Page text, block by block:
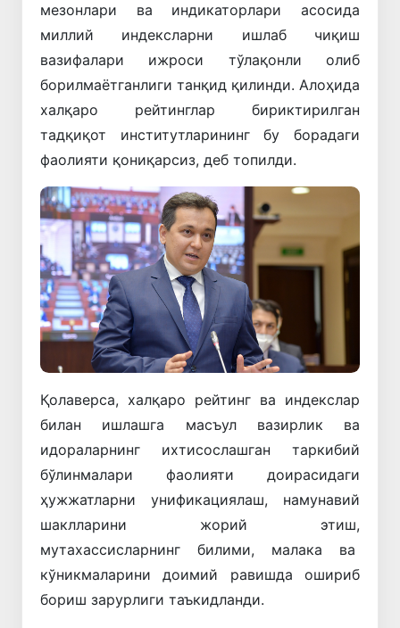
мезонлари ва индикаторлари асосида
миллий индексларни ишлаб чиқиш
вазифалари ижроси тўлақонли олиб
борилмаётганлиги танқид қилинди. Алоҳида
халқаро рейтинглар бириктирилган
тадқиқот институтларининг бу борадаги
фаолияти қониқарсиз, деб топилди.
Қолаверса, халқаро рейтинг ва индекслар
билан ишлашга масъул вазирлик ва
идораларнинг ихтисослашган таркибий
бўлинмалари фаолияти доирасидаги
ҳужжатларни унификациялаш, намунавий
шаклларини жорий этиш,
мутахассисларнинг билими, малака ва
кўникмаларини доимий равишда ошириб
бориш зарурлиги таъкидланди.